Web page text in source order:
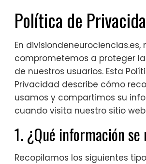
Política de
En divisiondeneurociencias.es,
comprometemos a proteger
de nuestros usuarios. Esta
Privacidad describe cómo
usamos y compartimos su
cuando visita nuestro sitio
1. ¿Qué información
Recopilamos los siguientes